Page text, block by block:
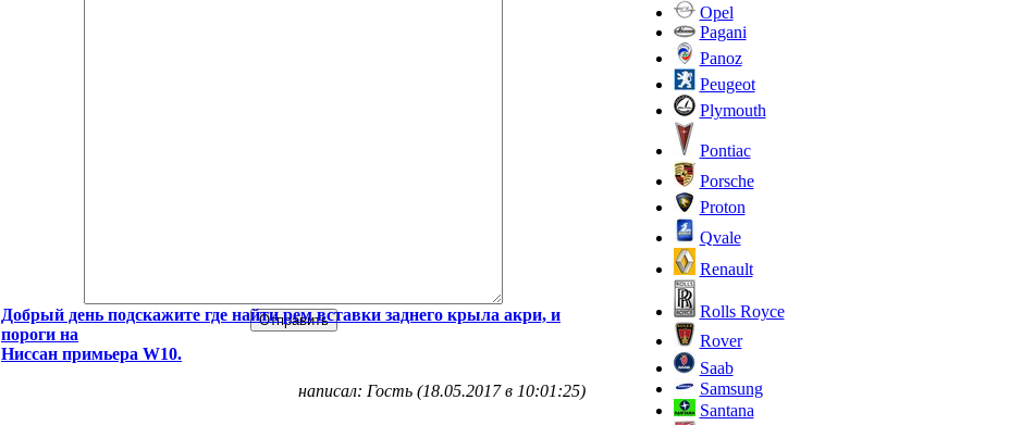
Добрый день подскажите где найти рем вставки заднего крыла акри, и
пороги на
Ниссан примьера W10.
написал: Гость (18.05.2017 в 10:01:25)
Opel
Pagani
Panoz
Peugeot
Plymouth
Pontiac
Porsche
Proton
Qvale
Renault
Rolls Royce
Rover
Saab
Samsung
Santana